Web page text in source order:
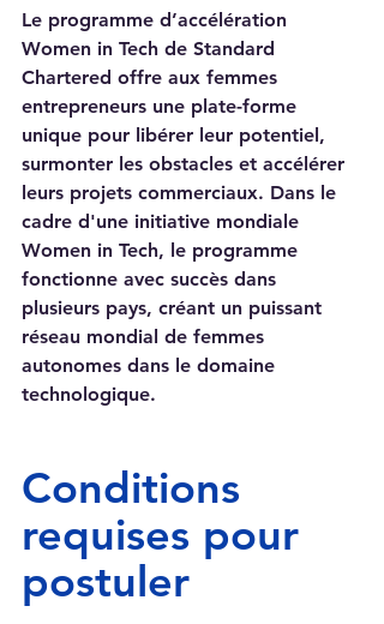
Le programme d’accélération
Women in Tech de Standard
Chartered offre aux femmes
entrepreneurs une plate-forme
unique pour libérer leur potentiel,
surmonter les obstacles et accélérer
leurs projets commerciaux. Dans le
cadre d'une initiative mondiale
Women in Tech, le programme
fonctionne avec succès dans
plusieurs pays, créant un puissant
réseau mondial de femmes
autonomes dans le domaine
technologique.
Conditions
requises pour
postuler